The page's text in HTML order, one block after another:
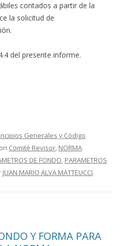
contados a partir de la
la solicitud de
del presente informe.
Generales y Código
Comité Revisor, NORMA
DE FONDO, PARAMETROS
JUAN MARIO ALVA MATTEUCCI.
Y FORMA PARA